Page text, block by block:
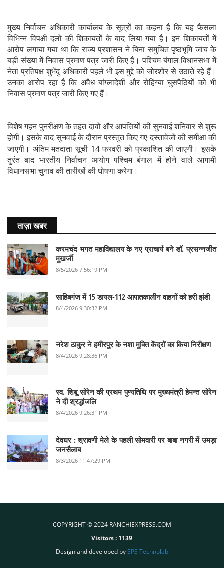
मुख्य निर्वाचन अधिकारी कार्यालय के सूत्रों का कहना है कि यह फैसला
विभिन्न विपक्षी दलों की शिकायतों के बाद लिया गया है। इन शिकायतों में
आरोप लगाया गया था कि राज्य प्रशासन ने बिना समुचित पृष्ठभूमि जांच के
बड़ी संख्या में निवास प्रमाण पत्र जारी किए हैं। पश्चिम बंगाल विधानसभा में
नेता प्रतिपक्ष शुभेंदु अधिकारी पहले भी इस मुद्दे को जोरशोर से उठाते रहे हैं।
उनका आरोप रहा है कि अवैध बांग्लादेशी और रोहिंग्या घुसपैठियों को भी
निवास प्रमाण पत्र जारी किए गए हैं।
विशेष गहन पुनरीक्षण के तहत दावों और आपत्तियों की सुनवाई शनिवार से शुरू
होगी। इसके बाद सुनवाई के दौरान प्रस्तुत किए गए दस्तावेजों की समीक्षा की
जाएगी। अंतिम मतदाता सूची 14 फरवरी को प्रकाशित की जाएगी। इसके
तुरंत बाद भारतीय निर्वाचन आयोग पश्चिम बंगाल में होने वाले आगामी
विधानसभा चुनाव की तारीखों की घोषणा करेगा।
ताज़ा खबर
करमचंद भगत महाविद्यालय के नए प्राचार्य बने डॉ. प्रसन्नजीत
मुखर्जी
8/5/2026 7:56:19 PM
साहिबगंज में 15 डायल-112 आपातकालीन वाहनों को हरी झंडी
8/4/2026 9:30:32 PM
नरेश ठाकुर ने हमीरपुर के नशा मुक्ति केंद्रों का किया निरीक्षण
8/4/2026 9:28:36 PM
स्व. शिबू सोरेन की प्रथम पुण्यतिथि पर मुख्यमंत्री हेमन्त सोरेन
ने दी श्रद्धांजलि
8/4/2026 9:26:31 PM
देवघर :‌ श्रावणी मेले के पहली सोमवारी पर बाबा नगरी में उमड़ा
जनसैलाब
8/3/2026 11:47:29 PM
COPYRIGHT © 2024 RANCHIEXPRESS.COM
Visitors : 1139
Design and developed bySPS Technolab